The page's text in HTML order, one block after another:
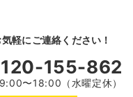
軽にご連絡ください！
155-862
9:00〜18:00（水曜定休）